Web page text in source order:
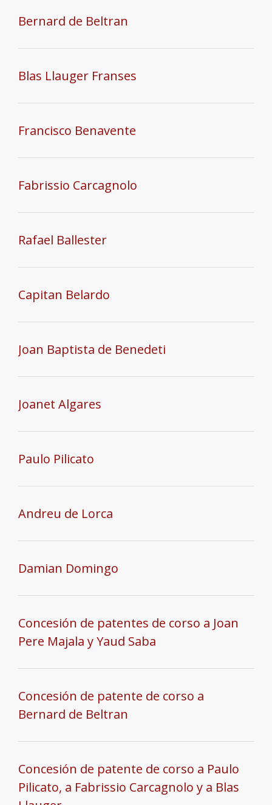
Bernard de Beltran
Blas Llauger Franses
Francisco Benavente
Fabrissio Carcagnolo
Rafael Ballester
Capitan Belardo
Joan Baptista de Benedeti
Joanet Algares
Paulo Pilicato
Andreu de Lorca
Damian Domingo
Concesión de patentes de corso a Joan
Pere Majala y Yaud Saba
Concesión de patente de corso a
Bernard de Beltran
Concesión de patente de corso a Paulo
Pilicato, a Fabrissio Carcagnolo y a Blas